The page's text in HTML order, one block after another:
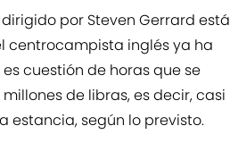
por Steven Gerrard está
centrocampista inglés ya ha
cuestión de horas que se
de libras, es decir, casi
estancia, según lo previsto.